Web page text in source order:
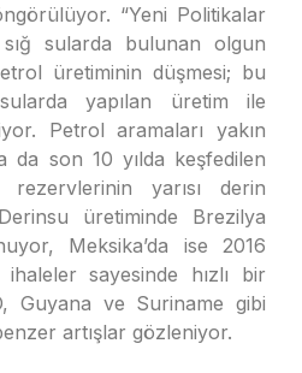
“Yeni Politikalar
sularda bulunan olgun
üretiminin düşmesi; bu
yapılan üretim ile
Petrol aramaları yakın
da son 10 yılda keşfedilen
yarısı derin
üretiminde Brezilya
Meksika’da ise 2016
ihaleler sayesinde hızlı bir
Guyana ve Suriname gibi
artışlar gözleniyor.